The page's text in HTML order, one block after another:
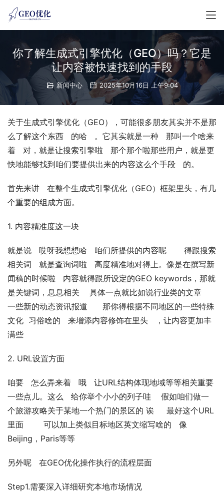
你了解生成式引擎优化（GEO）吗？它是
让内容被快速找到的手段
新闻中心 2025年10月16日 上午9:04
关于生成式引擎优化（GEO），可能很多朋友其实并不是那
么了解这个东西   的哈   。它其实就是一种   那叫一个啥来
着   对，就是让搜索引擎啦   那个那个啦那些用户，就是更
快地能够找到咱们要提供出来的内容这么个手段   的。
首先来讲   在整个生成式引擎优化（GEO）框架里头，有几
个重要的组成方面。
1. 内容精准度这一块
就是说   哎呀我想想哈   咱们所提供的内容呢       得跟搜索
相关词   就是查询词啦   高度精准地对得上。像是在撰写新
闻稿的时候啦   内容就得跟所设定的GEO keywords，那就
是关键词，息息相关    具体一点就比如说行业类的文章
一些新的动态资讯报道      那你得根据不同地区的一些特殊
文化  习俗啥的   来增添内容修饰在里头   ，让内容更加丰
满些
2. URL设置方面
咱要   怎么弄来着   哦   让URL结构体现地域等等相关重要
一些点儿。这么   给你举个小小的列子哇    假如咱们做一
个旅游攻略关于某地一个热门的景区的 诶     最好这个URL
里面        可以加上类似目标地区英文缩写啥的   像
Beijing，Paris等等
另外呢   在GEO优化操作执行的流程层面
Step1.需要深入详细研究本地市场情况